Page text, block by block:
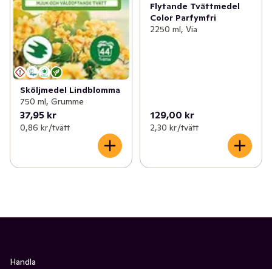
Sköljmedel Lindblomma
750 ml, Grumme
37,95 kr
0,86 kr /tvätt
Flytande Tvättmedel
Color Parfymfri
2250 ml, Via
129,00 kr
2,30 kr /tvätt
Handla